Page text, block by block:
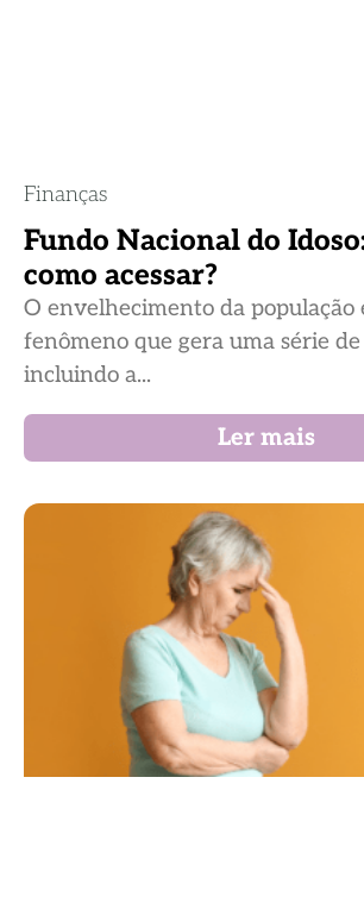
Finanças
Fundo Nacional do
como acessar?
O envelhecimento da população
fenômeno que gera uma série de
incluindo a...
Ler mais